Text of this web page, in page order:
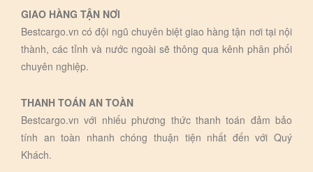
GIAO HÀNG TẬN NƠI
Bestcargo.vn có đội ngũ chuyên biệt giao hàng tận nơi tại nội
thành, các tỉnh và nước ngoài sẽ thông qua kênh phân phối
chuyên nghiệp.
THANH TOÁN AN TOÀN
Bestcargo.vn với nhiếu phương thức thanh toán đảm bảo
tính an toàn nhanh chóng thuận tiện nhất đến với Quý
Khách.